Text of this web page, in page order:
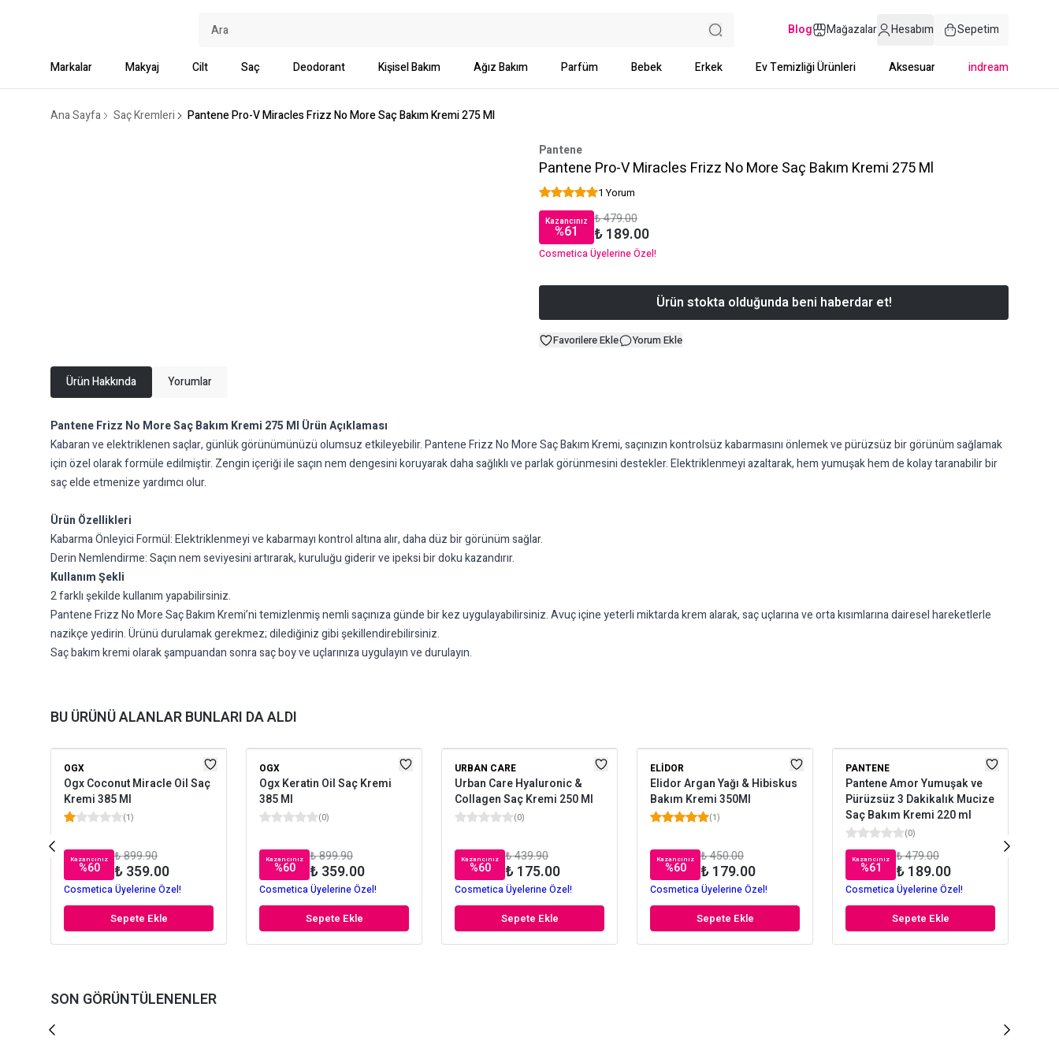
Blog Mağazalar Hesabım Sepetim
Markalar Makyaj Cilt Saç Deodorant Kişisel Bakım Ağız Bakım Parfüm Bebek Erkek Ev Temizliği Ürünleri Aksesuar indream
Ana Sayfa Saç Kremleri Pantene Pro-V Miracles Frizz No More Saç Bakım Kremi 275 Ml
Pantene
Pantene Pro-V Miracles Frizz No More Saç Bakım Kremi 275 Ml
1 Yorum
Kazancınız
%61
₺ 479.00
₺ 189.00
Cosmetica Üyelerine Özel!
Ürün stokta olduğunda beni haberdar et!
Favorilere Ekle Yorum Ekle
Ürün Hakkında Yorumlar
Pantene Frizz No More Saç Bakım Kremi 275 Ml Ürün Açıklaması
Kabaran ve elektriklenen saçlar, günlük görünümünüzü olumsuz etkileyebilir. Pantene Frizz No More Saç Bakım Kremi, saçınızın kontrolsüz kabarmasını önlemek ve pürüzsüz bir görünüm sağlamak
için özel olarak formüle edilmiştir. Zengin içeriği ile saçın nem dengesini koruyarak daha sağlıklı ve parlak görünmesini destekler. Elektriklenmeyi azaltarak, hem yumuşak hem de kolay taranabilir bir
saç elde etmenize yardımcı olur.
Ürün Özellikleri
Kabarma Önleyici Formül: Elektriklenmeyi ve kabarmayı kontrol altına alır, daha düz bir görünüm sağlar.
Derin Nemlendirme: Saçın nem seviyesini artırarak, kuruluğu giderir ve ipeksi bir doku kazandırır.
Kullanım Şekli
2 farklı şekilde kullanım yapabilirsiniz.
Pantene Frizz No More Saç Bakım Kremi’ni temizlenmiş nemli saçınıza günde bir kez uygulayabilirsiniz. Avuç içine yeterli miktarda krem alarak, saç uçlarına ve orta kısımlarına dairesel hareketlerle
nazikçe yedirin. Ürünü durulamak gerekmez; dilediğiniz gibi şekillendirebilirsiniz.
Saç bakım kremi olarak şampuandan sonra saç boy ve uçlarınıza uygulayın ve durulayın.
BU ÜRÜNÜ ALANLAR BUNLARI DA ALDI
OGX
Ogx Coconut Miracle Oil Saç
Kremi 385 Ml
(1)
Kazancınız
%60
₺ 899.90
₺ 359.00
Cosmetica Üyelerine Özel!
Sepete Ekle
OGX
Ogx Keratin Oil Saç Kremi
385 Ml
(0)
Kazancınız
%60
₺ 899.90
₺ 359.00
Cosmetica Üyelerine Özel!
Sepete Ekle
URBAN CARE
Urban Care Hyaluronic &
Collagen Saç Kremi 250 Ml
(0)
Kazancınız
%60
₺ 439.90
₺ 175.00
Cosmetica Üyelerine Özel!
Sepete Ekle
ELIDOR
Elidor Argan Yağı & Hibiskus
Bakım Kremi 350Ml
(1)
Kazancınız
%60
₺ 450.00
₺ 179.00
Cosmetica Üyelerine Özel!
Sepete Ekle
PANTENE
Pantene Amor Yumuşak ve
Pürüzsüz 3 Dakikalık Mucize
Saç Bakım Kremi 220 ml
(0)
Kazancınız
%61
₺ 479.00
₺ 189.00
Cosmetica Üyelerine Özel!
Sepete Ekle
SON GÖRÜNTÜLENENLER